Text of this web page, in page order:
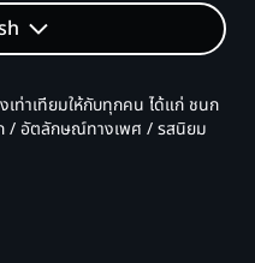
ท่าเทียมให้กับทุกคน ได้แก่ ชนก
/ อัตลักษณ์ทางเพศ / รสนิยม